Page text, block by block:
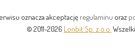
oznacza akceptację regulaminu oraz
© 2011-2026 Lonbit Sp. z o.o.